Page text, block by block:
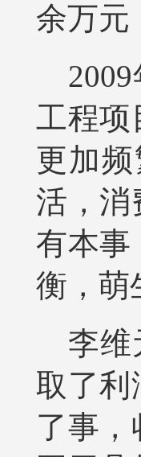
余万元
工程项
更加
活，消
有本事
衡，萌
李维
取了利
了事，